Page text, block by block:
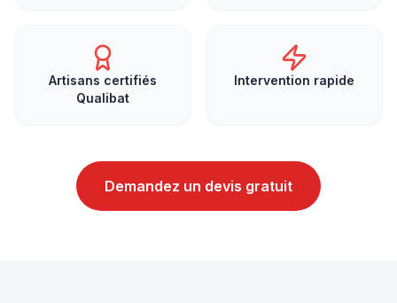
Artisans certifiés
Qualibat
Intervention rapide
Demandez un devis gratuit